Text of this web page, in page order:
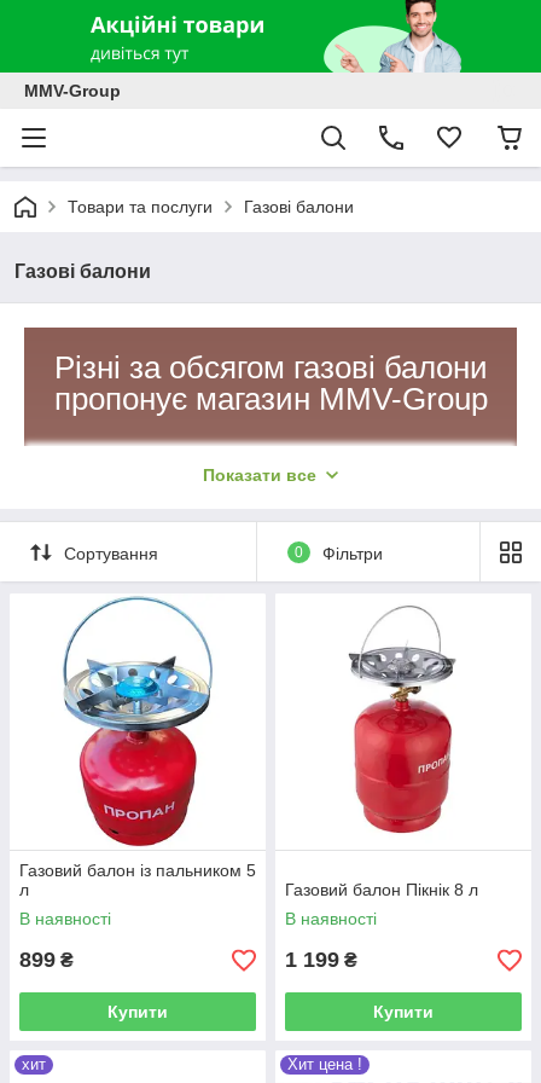
MMV-Group
Товари та послуги Газові балони
Газові балони
Різні за обсягом газові балони
пропонує магазин MMV-Group
інтернет магазину MMV-
газовий балон за
найнижчою ціною в Україні.
Він є ідеальним вибором
для власників дачних
будиночків, під час
тривалого відпочинку на
природі. В таких умовах
газовий балон часто є
єдиним способом
приготувати їжу або обігріти
невелике приміщення.
Весь асортимент
Найпопулярніші моделі
Показати все
Сортування 0 Фільтри
Газовий балон із пальником 5
л
В наявності
899 ₴
Купити
Газовий балон Пікнік 8 л
В наявності
1 199 ₴
Купити
хит Хит цена !